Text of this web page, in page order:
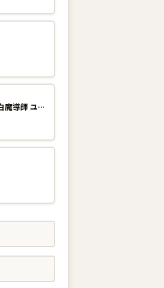
SSSランクダンジョンでナイフ一本手渡され追放された白魔導師 ユグドラシルの呪いにより弱点である魔力不足を克服し世界最強へと至る 7巻